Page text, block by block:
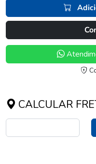
CALCULAR